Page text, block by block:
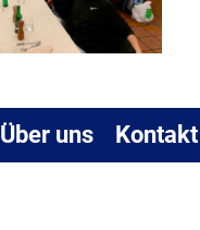
Über uns Kontakt